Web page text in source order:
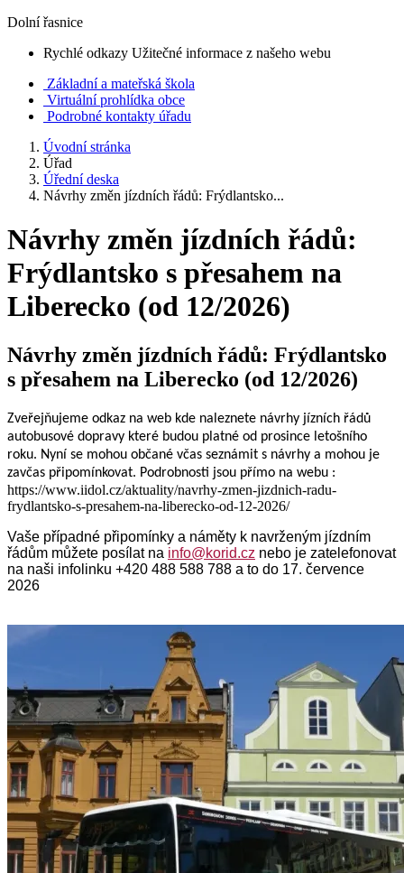
Dolní řasnice
Rychlé odkazy Užitečné informace z našeho webu
Základní a mateřská škola
Virtuální prohlídka obce
Podrobné kontakty úřadu
Úvodní stránka
Úřad
Úřední deska
Návrhy změn jízdních řádů: Frýdlantsko...
Návrhy změn jízdních řádů:
Frýdlantsko s přesahem na
Liberecko (od 12/2026)
Návrhy změn jízdních řádů: Frýdlantsko
s přesahem na Liberecko (od 12/2026)
Zveřejňujeme odkaz na web kde naleznete návrhy jízních řádů
autobusové dopravy které budou platné od prosince letošního
roku. Nyní se mohou občané včas seznámit s návrhy a mohou je
zavčas připomínkovat. Podrobnosti jsou přímo na webu :
https://www.iidol.cz/aktuality/navrhy-zmen-jizdnich-radu-
frydlantsko-s-presahem-na-liberecko-od-12-2026/
Vaše případné připomínky a náměty k navrženým jízdním
řádům můžete posílat na info@korid.cz nebo je zatelefonovat
na naši infolinku +420 488 588 788 a to do 17. července
2026